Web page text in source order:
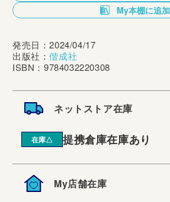
My本棚に追加
発売日：2024/04/17
出版社：偕成社
ISBN：9784032220308
ネットストア在庫
在庫△ 提携倉庫在庫あり
My店舗在庫